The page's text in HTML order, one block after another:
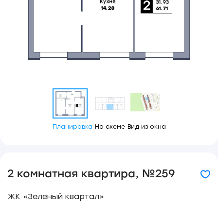
Планировка На схеме Вид из окна
2 комнатная квартира, №259
ЖК «Зеленый квартал»